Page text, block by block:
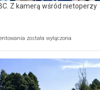
Z kamerą wśród nietoperzy
Ekologiczne
wśród
nietoperzy
[wideo]
została wyłączona